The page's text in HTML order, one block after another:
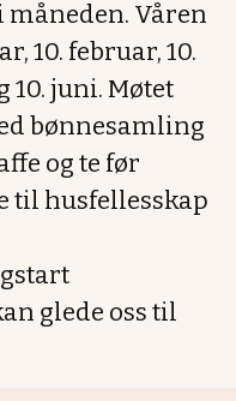
måneden. Våren
10. februar, 10.
10. juni. Møtet
bønnesamling
og te før
til husfellesskap
glede oss til